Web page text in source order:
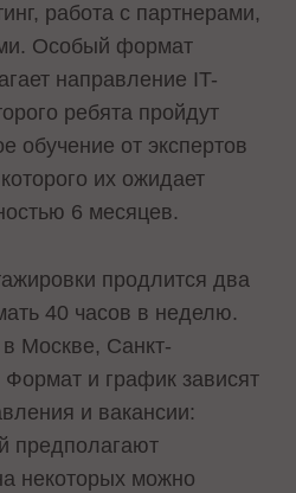
работа с партнерами,
Особый формат
направление IT-
ребята пройдут
обучение от экспертов
их ожидает
6 месяцев.
продлится два
40 часов в неделю.
Москве, Санкт-
и график зависят
и вакансии:
предполагают
некоторых можно